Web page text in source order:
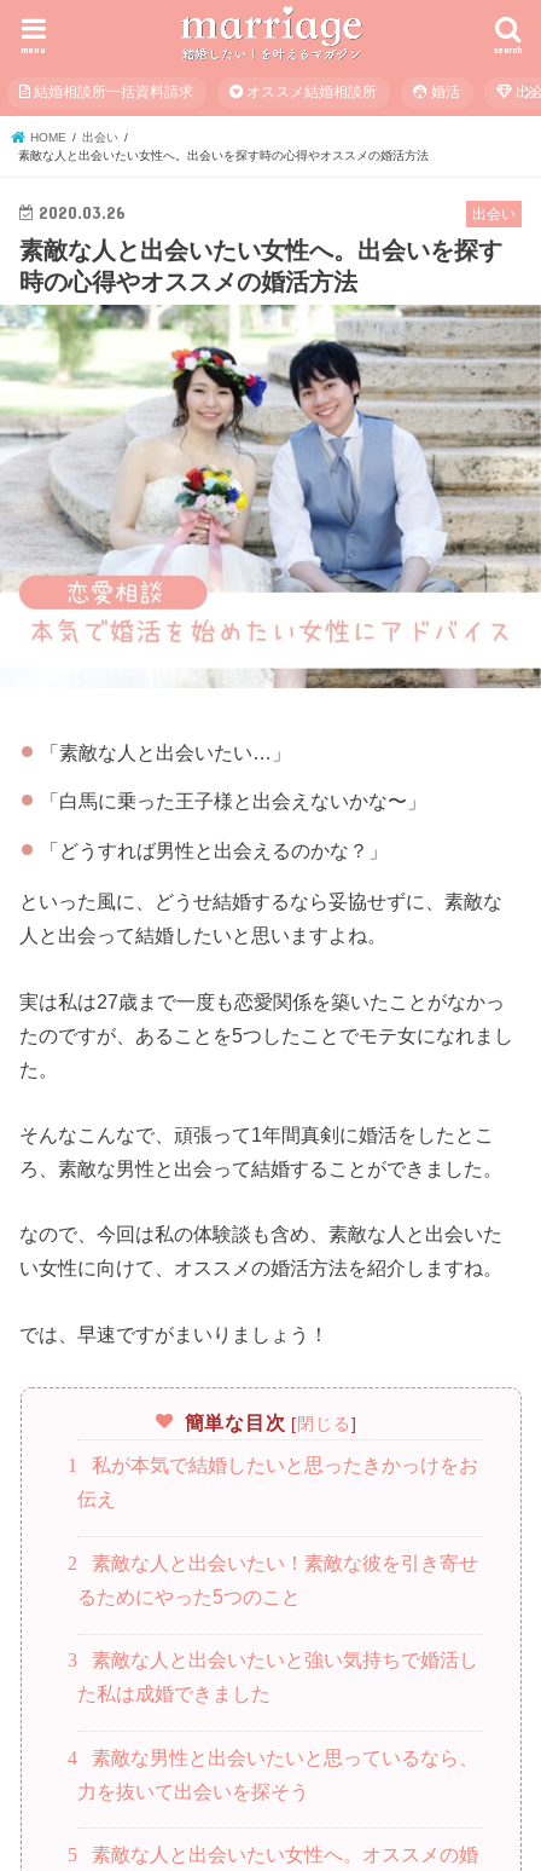
search
menu
結婚相談所一括資料請求 オススメ結婚相談所 婚活 出
HOME
出会い
素敵な人と出会いたい女性へ。出会いを探す時の心得やオススメの婚活方法
出会い
2020.03.26
素敵な人と出会いたい女性へ。出会いを探す
時の心得やオススメの婚活方法
「素敵な人と出会いたい…」
「白馬に乗った王子様と出会えないかな〜」
「どうすれば男性と出会えるのかな？」
といった風に、どうせ結婚するなら妥協せずに、素敵な
人と出会って結婚したいと思いますよね。
実は私は27歳まで一度も恋愛関係を築いたことがなかっ
たのですが、あることを5つしたことでモテ女になれまし
た。
そんなこんなで、頑張って1年間真剣に婚活をしたとこ
ろ、素敵な男性と出会って結婚することができました。
なので、今回は私の体験談も含め、素敵な人と出会いた
い女性に向けて、オススメの婚活方法を紹介しますね。
では、早速ですがまいりましょう！
簡単な目次 [閉じる]
1
私が本気で結婚したいと思ったきかっけをお
伝え
2
素敵な人と出会いたい！素敵な彼を引き寄せ
るためにやった5つのこと
3
素敵な人と出会いたいと強い気持ちで婚活し
た私は成婚できました
4
素敵な男性と出会いたいと思っているなら、
力を抜いて出会いを探そう
5
素敵な人と出会いたい女性へ。オススメの婚